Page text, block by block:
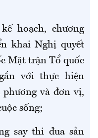
hoạch, chương
khai Nghị quyết
Mặt trận Tổ quốc
với thực hiện
và đơn vị,
sống;
say thi đua sản